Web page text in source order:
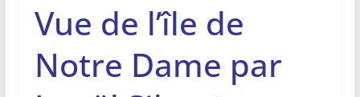
Vue de l’île de
Notre Dame par